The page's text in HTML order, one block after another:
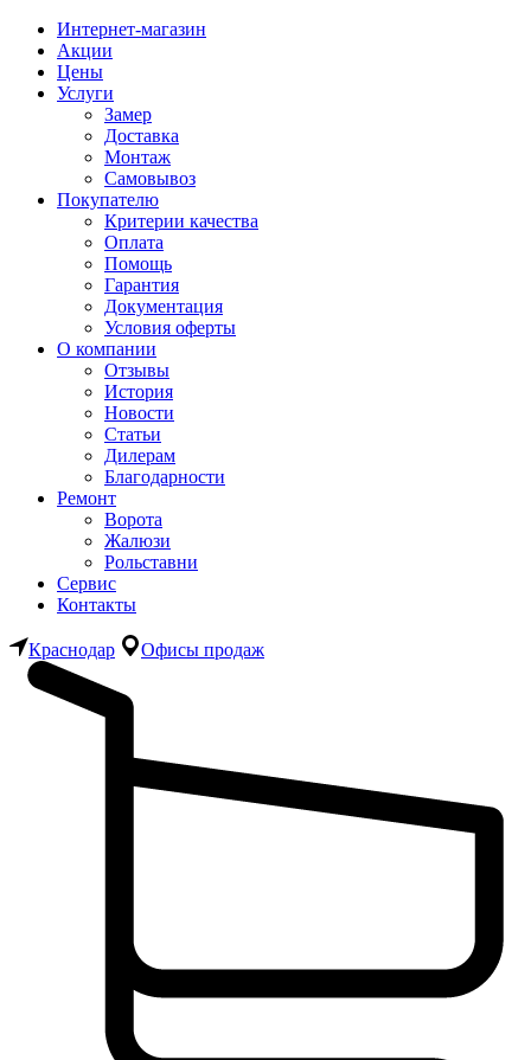
Интернет-магазин
Акции
Цены
Услуги
Замер
Доставка
Монтаж
Самовывоз
Покупателю
Критерии качества
Оплата
Помощь
Гарантия
Документация
Условия оферты
О компании
Отзывы
История
Новости
Статьи
Дилерам
Благодарности
Ремонт
Ворота
Жалюзи
Рольставни
Сервис
Контакты
Краснодар Офисы продаж